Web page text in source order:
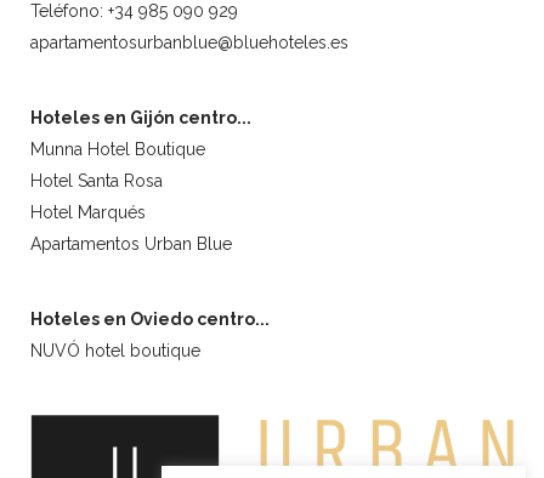
Teléfono: +34 985 090 929
apartamentosurbanblue@bluehoteles.es
Hoteles en Gijón centro...
Munna Hotel Boutique
Hotel Santa Rosa
Hotel Marqués
Apartamentos Urban Blue
Hoteles en Oviedo centro...
NUVÓ hotel boutique